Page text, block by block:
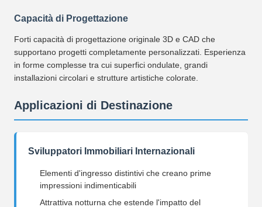
Capacità di Progettazione
Forti capacità di progettazione originale 3D e CAD che
supportano progetti completamente personalizzati. Esperienza
in forme complesse tra cui superfici ondulate, grandi
installazioni circolari e strutture artistiche colorate.
Applicazioni di Destinazione
Sviluppatori Immobiliari Internazionali
Elementi d'ingresso distintivi che creano prime
impressioni indimenticabili
Attrattiva notturna che estende l'impatto del